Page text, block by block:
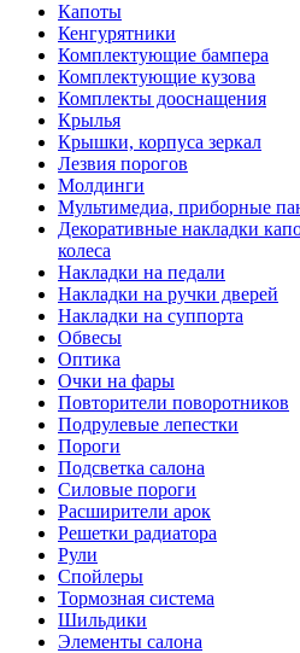
Капоты
Кенгурятники
Комплектующие бампера
Комплектующие кузова
Комплекты дооснащения
Крылья
Крышки, корпуса зеркал
Лезвия порогов
Молдинги
Мультимедиа, приборные
Декоративные накладки
колеса
Накладки на педали
Накладки на ручки дверей
Накладки на суппорта
Обвесы
Оптика
Очки на фары
Повторители поворотников
Подрулевые лепестки
Пороги
Подсветка салона
Силовые пороги
Расширители арок
Решетки радиатора
Рули
Спойлеры
Тормозная система
Шильдики
Элементы салона